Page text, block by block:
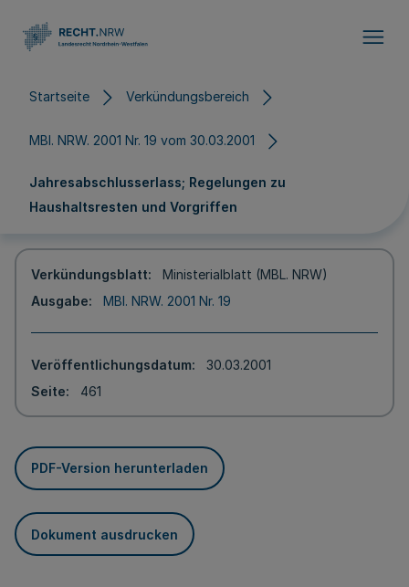
Startseite Verkündungsbereich
MBl. NRW. 2001 Nr. 19 vom 30.03.2001
Jahresabschlusserlass; Regelungen zu
Haushaltsresten und Vorgriffen
Verkündungsblatt
Ministerialblatt (MBL. NRW)
Ausgabe
MBl. NRW. 2001 Nr. 19
Veröffentlichungsdatum
30.03.2001
Seite
461
PDF-Version herunterladen
Dokument ausdrucken